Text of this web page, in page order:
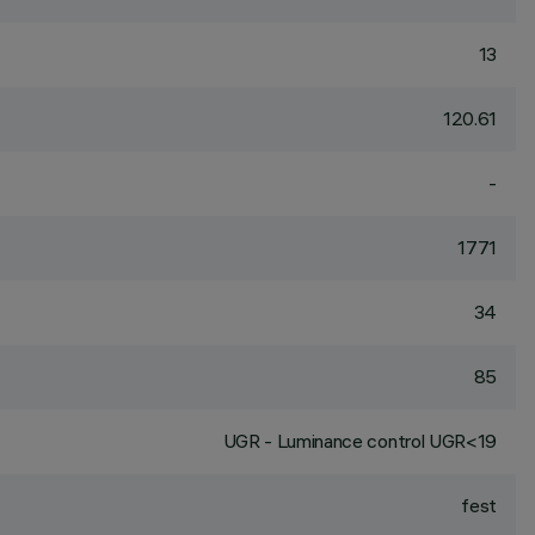
13
120.61
-
1771
34
85
UGR - Luminance control UGR<19
fest